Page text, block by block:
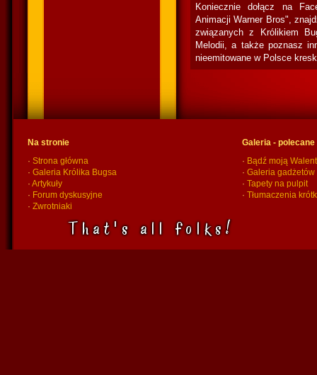
Koniecznie dołącz na
Animacji Warner Bros",
związanych z Królikiem
Melodii, a także poznasz
nieemitowane w Polsce
Na stronie
· Strona główna
· Galeria Królika Bugsa
· Artykuły
· Forum dyskusyjne
· Zwrotniaki
Galeria -
· Bądź moją
·Galeria
·Tapety na pulpit
·Tłumaczenia